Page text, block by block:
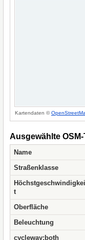
Kartendaten ©
Ausgewählte
Name
Straßenklasse
Höchstgeschwindigkei
t
Oberfläche
Beleuchtung
cycleway:both